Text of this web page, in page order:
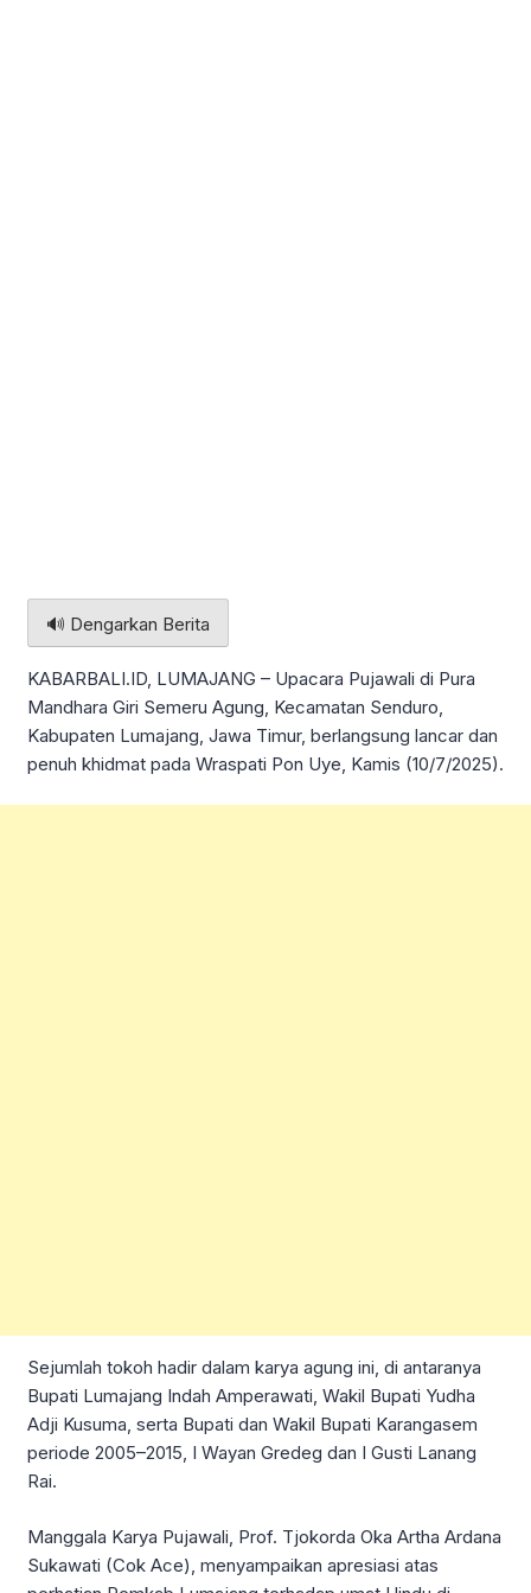
🔊 Dengarkan Berita
KABARBALI.ID, LUMAJANG – Upacara Pujawali di Pura
Mandhara Giri Semeru Agung, Kecamatan Senduro,
Kabupaten Lumajang, Jawa Timur, berlangsung lancar dan
penuh khidmat pada Wraspati Pon Uye, Kamis (10/7/2025).
Sejumlah tokoh hadir dalam karya agung ini, di antaranya
Bupati Lumajang Indah Amperawati, Wakil Bupati Yudha
Adji Kusuma, serta Bupati dan Wakil Bupati Karangasem
periode 2005–2015, I Wayan Gredeg dan I Gusti Lanang
Rai.
Manggala Karya Pujawali, Prof. Tjokorda Oka Artha Ardana
Sukawati (Cok Ace), menyampaikan apresiasi atas